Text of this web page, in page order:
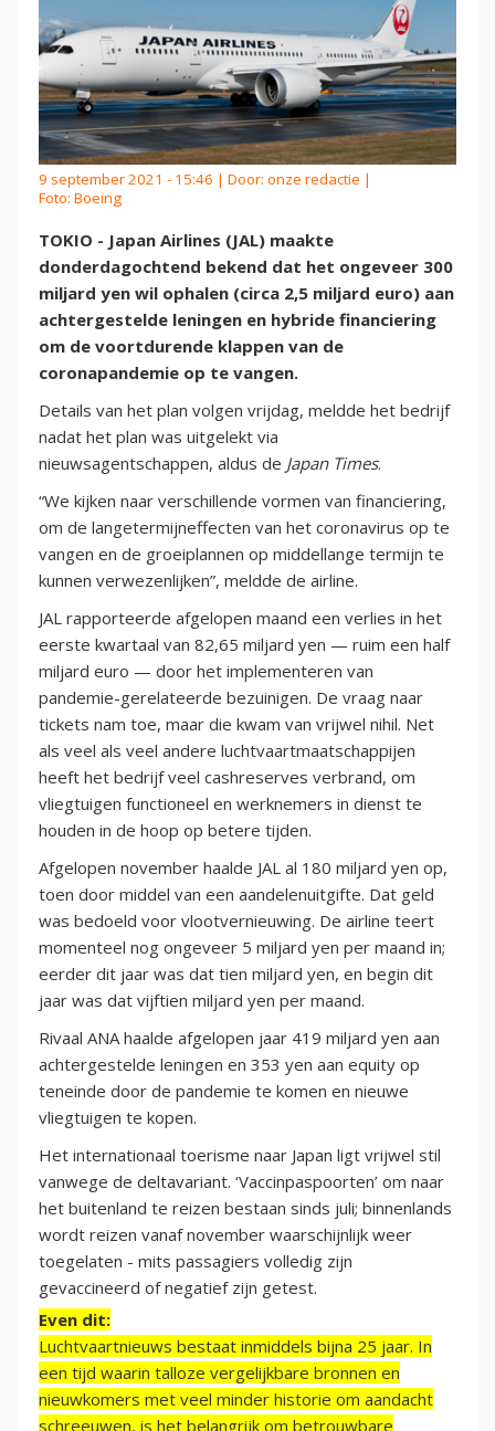
9 september 2021 - 15:46 | Door: onze redactie |
Foto: Boeing
TOKIO - Japan Airlines (JAL) maakte
donderdagochtend bekend dat het ongeveer 300
miljard yen wil ophalen (circa 2,5 miljard euro) aan
achtergestelde leningen en hybride financiering
om de voortdurende klappen van de
coronapandemie op te vangen.
Details van het plan volgen vrijdag, meldde het bedrijf
nadat het plan was uitgelekt via
nieuwsagentschappen, aldus de Japan Times.
“We kijken naar verschillende vormen van financiering,
om de langetermijneffecten van het coronavirus op te
vangen en de groeiplannen op middellange termijn te
kunnen verwezenlijken”, meldde de airline.
JAL rapporteerde afgelopen maand een verlies in het
eerste kwartaal van 82,65 miljard yen — ruim een half
miljard euro — door het implementeren van
pandemie-gerelateerde bezuinigen. De vraag naar
tickets nam toe, maar die kwam van vrijwel nihil. Net
als veel als veel andere luchtvaartmaatschappijen
heeft het bedrijf veel cashreserves verbrand, om
vliegtuigen functioneel en werknemers in dienst te
houden in de hoop op betere tijden.
Afgelopen november haalde JAL al 180 miljard yen op,
toen door middel van een aandelenuitgifte. Dat geld
was bedoeld voor vlootvernieuwing. De airline teert
momenteel nog ongeveer 5 miljard yen per maand in;
eerder dit jaar was dat tien miljard yen, en begin dit
jaar was dat vijftien miljard yen per maand.
Rivaal ANA haalde afgelopen jaar 419 miljard yen aan
achtergestelde leningen en 353 yen aan equity op
teneinde door de pandemie te komen en nieuwe
vliegtuigen te kopen.
Het internationaal toerisme naar Japan ligt vrijwel stil
vanwege de deltavariant. ‘Vaccinpaspoorten’ om naar
het buitenland te reizen bestaan sinds juli; binnenlands
wordt reizen vanaf november waarschijnlijk weer
toegelaten - mits passagiers volledig zijn
gevaccineerd of negatief zijn getest.
Even dit:
Luchtvaartnieuws bestaat inmiddels bijna 25 jaar. In
een tijd waarin talloze vergelijkbare bronnen en
nieuwkomers met veel minder historie om aandacht
schreeuwen, is het belangrijk om betrouwbare